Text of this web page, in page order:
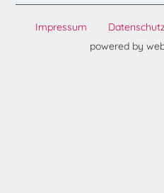
Impressum Datenschutz
powered by